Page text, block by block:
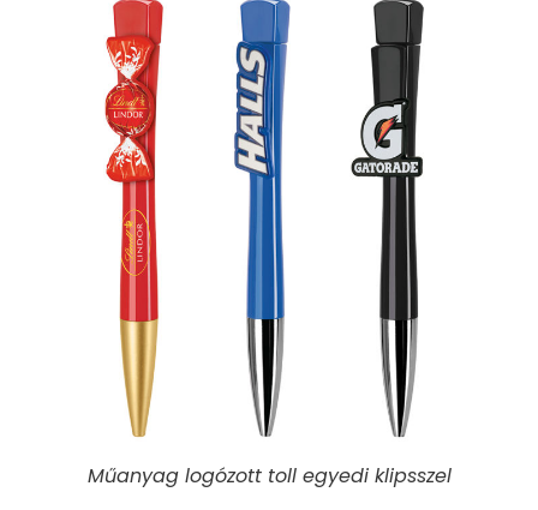
Műanyag logózott toll egyedi klipsszel